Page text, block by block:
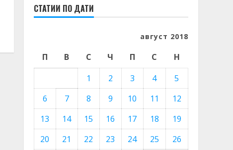
СТАТИИ ПО ДАТИ
август 2018
П В С Ч П С
Н
1
2 3 4
5
6
7 8 9 10 11
12
13
14 15 16 17 18
19
20
21 22 23 24 25
26